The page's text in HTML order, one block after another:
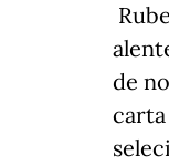
de